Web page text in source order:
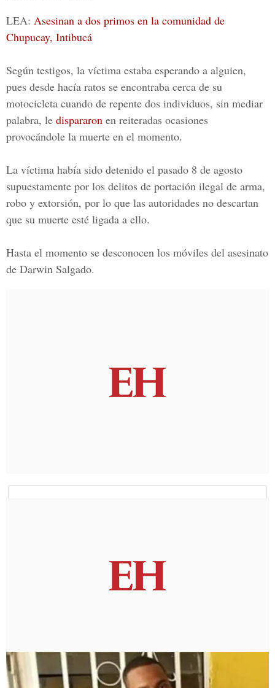
LEA: Asesinan a dos primos en la comunidad de
Chupucay, Intibucá
Según testigos, la víctima estaba esperando a alguien,
pues desde hacía ratos se encontraba cerca de su
motocicleta cuando de repente dos individuos, sin mediar
palabra, le dispararon en reiteradas ocasiones
provocándole la muerte en el momento.
La víctima había sido detenido el pasado 8 de agosto
supuestamente por los delitos de portación ilegal de arma,
robo y extorsión, por lo que las autoridades no descartan
que su muerte esté ligada a ello.
Hasta el momento se desconocen los móviles del asesinato
de Darwin Salgado.